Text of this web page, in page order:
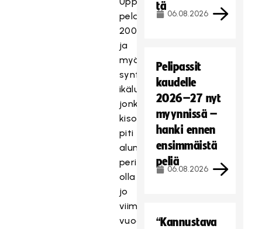
pelataan
2001
ja
myöhemmin
syntyneiden
ikäluokalla,
jonka
kisojen
piti
alun
perin
olla
jo
viime
vuoden
tä
06.08.2026
Pelipassit
kaudelle
2026–27 nyt
myynnissä –
hanki ennen
ensimmäistä
peliä
06.08.2026
“Kannustava